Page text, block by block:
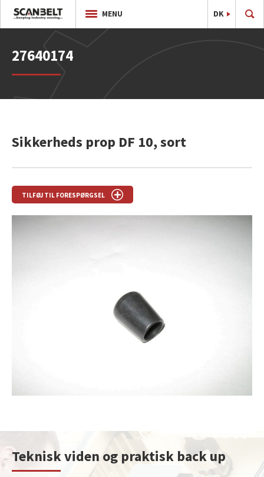
MENU DK
27640174
Sikkerheds prop DF 10, sort
TILFØJ TIL FORESPØRGSEL
Teknisk viden og praktisk back up